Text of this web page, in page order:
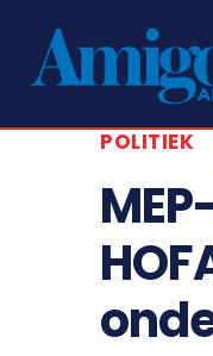
POLITIEK